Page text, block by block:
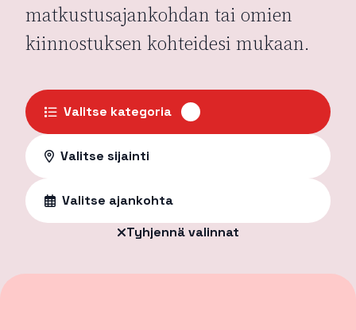
matkustusajankohdan tai omien
kiinnostuksen kohteidesi mukaan.
Valitse kategoria
Valitse sijainti
Valitse ajankohta
Tyhjennä valinnat